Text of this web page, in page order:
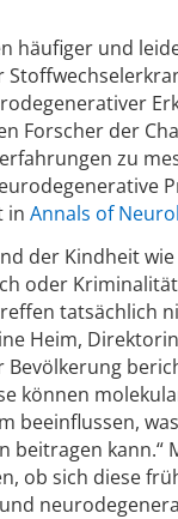
häufiger und
Forscher der
zu
in Annals of
der Kindheit
oder
tatsächlich
Heim,
Bevölkerung
können
beeinflussen,
beitragen
ob sich diese